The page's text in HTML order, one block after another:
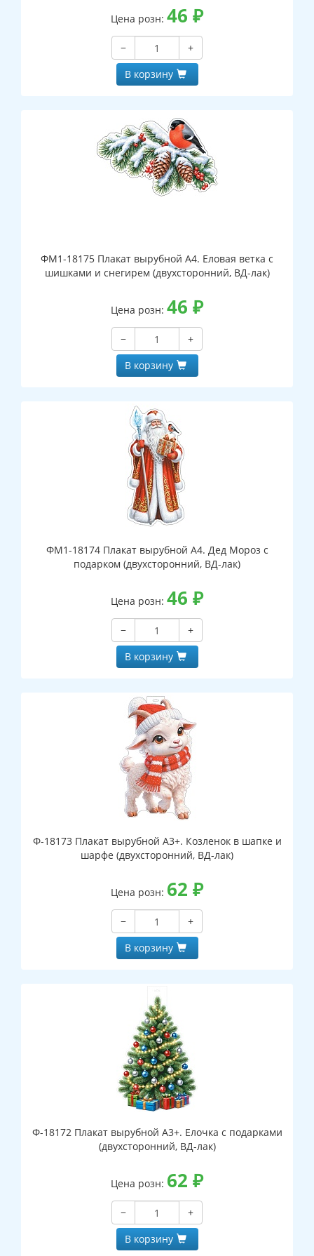
Цена розн: 46 ₽
−
+
В корзину
ФМ1-18175 Плакат вырубной А4. Еловая ветка с
шишками и снегирем (двухсторонний, ВД-лак)
Цена розн: 46 ₽
−
+
В корзину
ФМ1-18174 Плакат вырубной А4. Дед Мороз с
подарком (двухсторонний, ВД-лак)
Цена розн: 46 ₽
−
+
В корзину
Ф-18173 Плакат вырубной А3+. Козленок в шапке и
шарфе (двухсторонний, ВД-лак)
Цена розн: 62 ₽
−
+
В корзину
Ф-18172 Плакат вырубной А3+. Елочка с подарками
(двухсторонний, ВД-лак)
Цена розн: 62 ₽
−
+
В корзину